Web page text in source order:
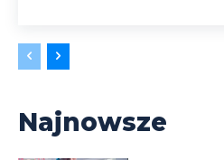
Najnowsze